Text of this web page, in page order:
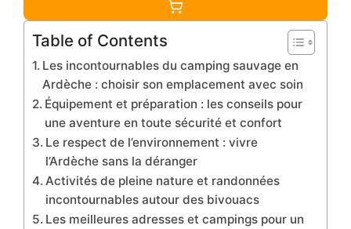
Table of Contents
Les incontournables du camping sauvage en
Ardèche : choisir son emplacement avec soin
Équipement et préparation : les conseils pour
une aventure en toute sécurité et confort
Le respect de l’environnement : vivre
l’Ardèche sans la déranger
Activités de pleine nature et randonnées
incontournables autour des bivouacs
Les meilleures adresses et campings pour un